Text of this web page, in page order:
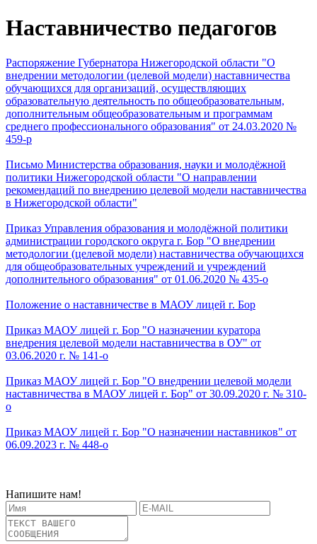
Наставничество педагогов
Распоряжение Губернатора Нижегородской области "О
внедрении методологии (целевой модели) наставничества
обучающихся для организаций, осуществляющих
образовательную деятельность по общеобразовательным,
дополнительным общеобразовательным и программам
среднего профессионального образования" от 24.03.2020 №
459-р
Письмо Министерства образования, науки и молодёжной
политики Нижегородской области "О направлении
рекомендаций по внедрению целевой модели наставничества
в Нижегородской области"
Приказ Управления образования и молодёжной политики
администрации городского округа г. Бор "О внедрении
методологии (целевой модели) наставничества обучающихся
для общеобразовательных учреждений и учреждений
дополнительного образования" от 01.06.2020 № 435-о
Положение о наставничестве в МАОУ лицей г. Бор
Приказ МАОУ лицей г. Бор "О назначении куратора
внедрения целевой модели наставничества в ОУ" от
03.06.2020 г. № 141-о
Приказ МАОУ лицей г. Бор "О внедрении целевой модели
наставничества в МАОУ лицей г. Бор" от 30.09.2020 г. № 310-
о
Приказ МАОУ лицей г. Бор "О назначении наставников" от
06.09.2023 г. № 448-о
Напишите нам!